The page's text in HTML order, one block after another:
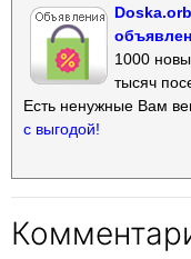
1000
тысяч
Есть ненужные Вам
с выгодой!